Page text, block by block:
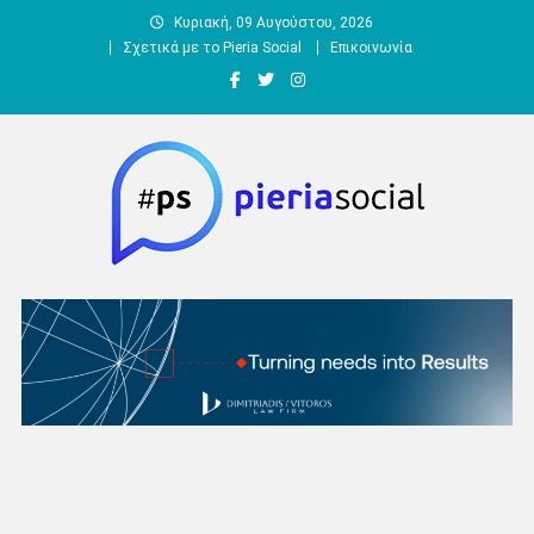
Κυριακή, 09 Αυγούστου, 2026
Σχετικά με το Pieria Social
Επικοινωνία
Pieria Social